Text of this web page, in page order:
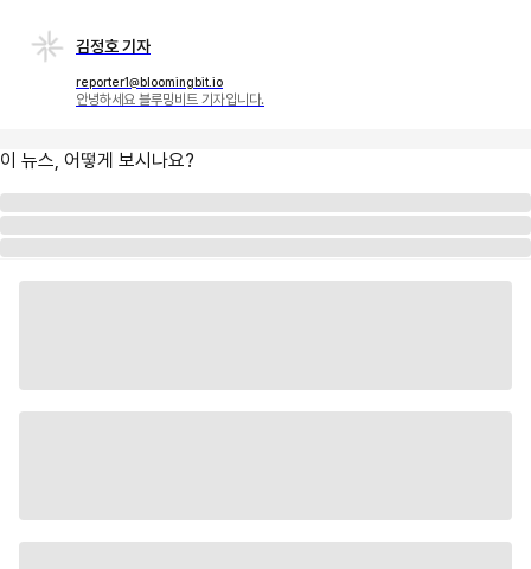
김정호 기자
reporter1@bloomingbit.io
안녕하세요 블루밍비트 기자입니다.
이 뉴스, 어떻게 보시나요?